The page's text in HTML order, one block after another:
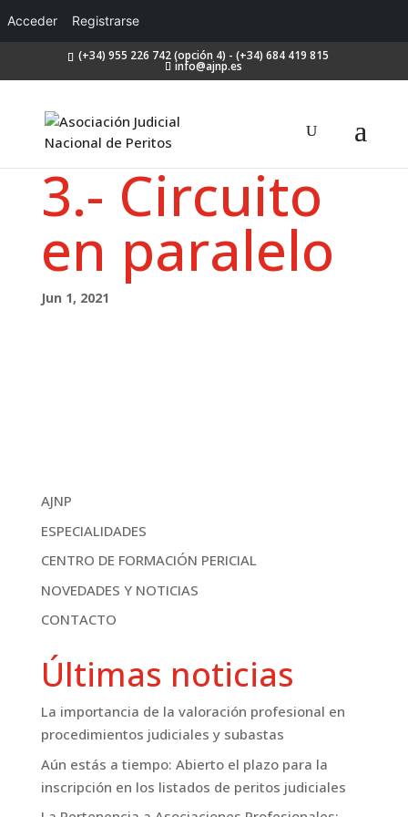
Acceder Registrarse
(+34) 955 226 742 (opción 4) - (+34) 684 419 815
info@ajnp.es
3.- Circuito
en paralelo
Jun 1, 2021
AJNP
ESPECIALIDADES
CENTRO DE FORMACIÓN PERICIAL
NOVEDADES Y NOTICIAS
CONTACTO
Últimas noticias
La importancia de la valoración profesional en
procedimientos judiciales y subastas
Aún estás a tiempo: Abierto el plazo para la
inscripción en los listados de peritos judiciales